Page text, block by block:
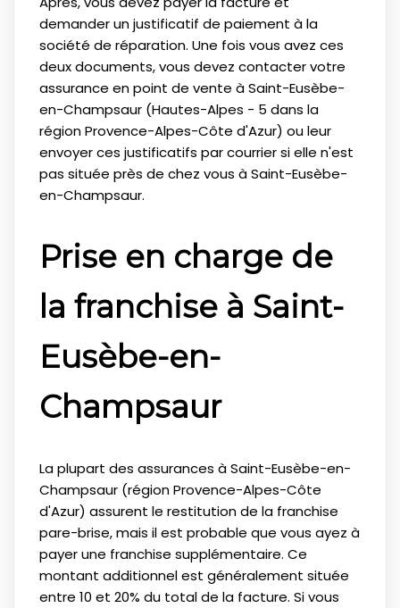
demander un justificatif de paiement à la
société de réparation. Une fois vous avez ces
deux documents, vous devez contacter votre
assurance en point de vente à Saint-Eusèbe-
en-Champsaur (Hautes-Alpes - 5 dans la
région Provence-Alpes-Côte d'Azur) ou leur
envoyer ces justificatifs par courrier si elle n'est
pas située près de chez vous à Saint-Eusèbe-
en-Champsaur.
Prise en charge de
la franchise à Saint-
Eusèbe-en-
Champsaur
La plupart des assurances à Saint-Eusèbe-en-
Champsaur (région Provence-Alpes-Côte
d'Azur) assurent le restitution de la franchise
pare-brise, mais il est probable que vous ayez à
payer une franchise supplémentaire. Ce
montant additionnel est généralement située
entre 10 et 20% du total de la facture. Si vous